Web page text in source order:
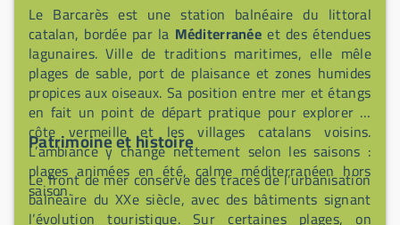
Le Barcarès est une station balnéaire du littoral
catalan, bordée par la Méditerranéeet des étendues
lagunaires. Ville de traditions maritimes, elle mêle
plages de sable, port de plaisance et zones humides
propices aux oiseaux. Sa position entre mer et étangs
en fait un point de départ pratique pour explorer la
côte vermeille et les villages catalans voisins.
L’ambiance y change nettement selon les saisons :
plages animées en été, calme méditerranéen hors
saison.
Patrimoine et histoire
Le front de mer conserve des traces de l’urbanisation
balnéaire du XXe siècle, avec des bâtiments signant
l’évolution touristique. Sur certaines plages, on